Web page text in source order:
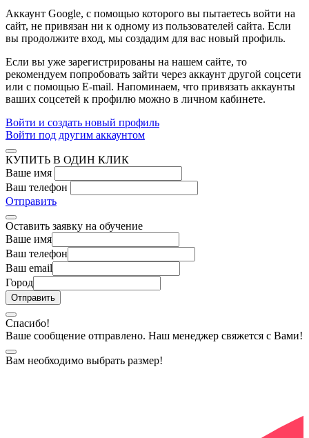
Аккаунт Google, с помощью которого вы пытаетесь войти на
сайт, не привязан ни к одному из пользователей сайта. Если
вы продолжите вход, мы создадим для вас новый профиль.
Если вы уже зарегистрированы на нашем сайте, то
рекомендуем попробовать зайти через аккаунт другой соцсети
или с помощью E-mail. Напоминаем, что привязать аккаунты
ваших соцсетей к профилю можно в личном кабинете.
Войти и создать новый профиль
Войти под другим аккаунтом
КУПИТЬ В ОДИН КЛИК
Ваше имя
Ваш телефон
Отправить
Оставить заявку на обучение
Ваше имя
Ваш телефон
Ваш email
Город
Спасибо!
Ваше сообщение отправлено. Наш менеджер свяжется с Вами!
Вам необходимо выбрать размер!